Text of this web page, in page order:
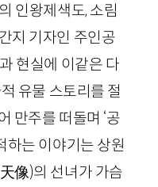
인왕제색도, 소림
지 기자인 주인공
현실에 이같은 다
유물 스토리를 절
만주를 떠돌며 ‘공
하는 이야기는 상원
像)의 선녀가 가슴